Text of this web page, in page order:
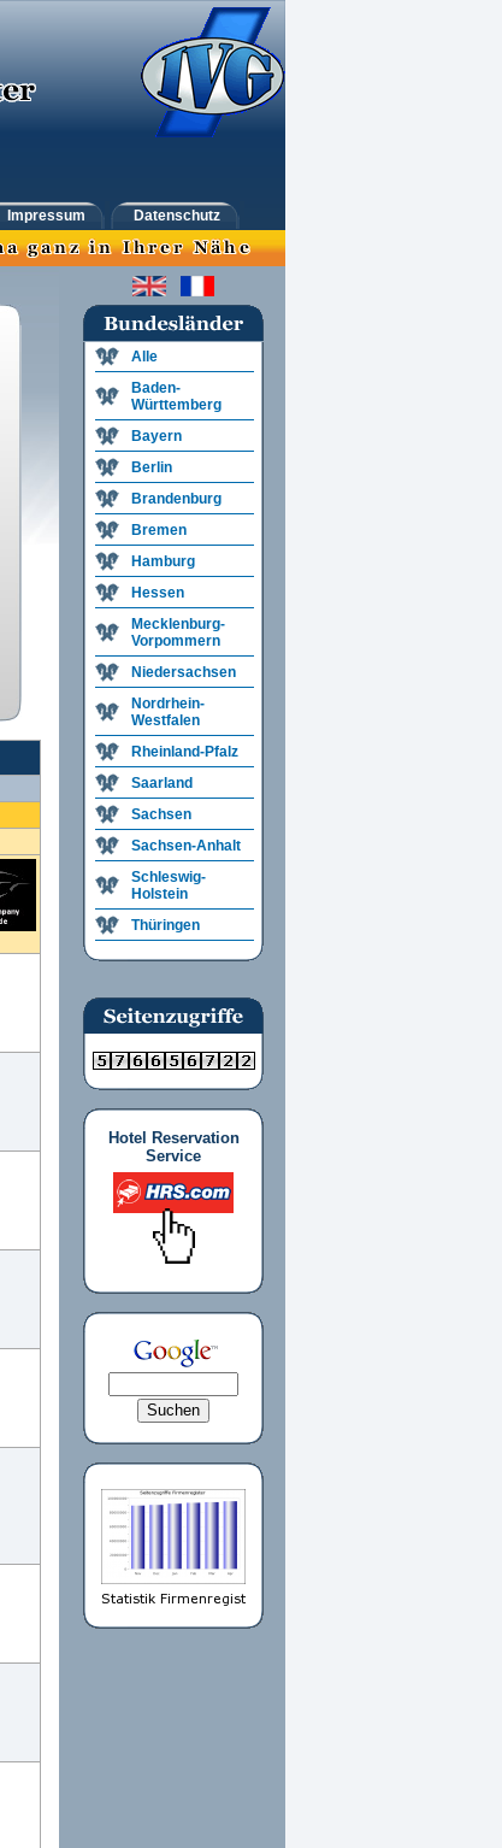
Impressum Datenschutz
Alle
Baden-
Württemberg
Bayern
Berlin
Brandenburg
Bremen
Hamburg
Hessen
Mecklenburg-
Vorpommern
Niedersachsen
Nordrhein-
Westfalen
Rheinland-Pfalz
Saarland
Sachsen
Sachsen-Anhalt
Schleswig-
Holstein
Thüringen
Hotel Reservation
Service